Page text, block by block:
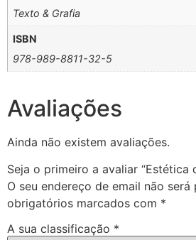
Texto & Grafia
ISBN
978-989-8811-32-5
Avaliações
Ainda não existem avaliações.
Seja o primeiro a avaliar “Estética
O seu endereço de email não será
obrigatórios marcados com *
A sua classificação *